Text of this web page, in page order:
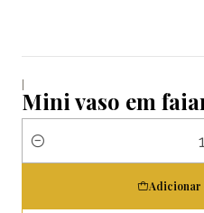
|
Mini vaso em
Quantidade
Adicionar